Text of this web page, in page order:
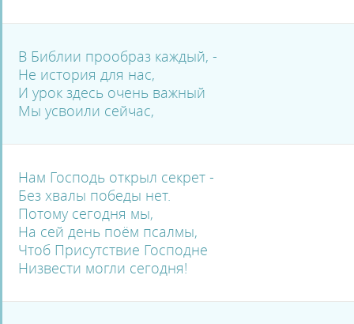
В Библии прообраз каждый, -
Не история для нас,
И урок здесь очень важный
Мы усвоили сейчас,
Нам Господь открыл секрет -
Без хвалы победы нет.
Потому сегодня мы,
На сей день поём псалмы,
Чтоб Присутствие Господне
Низвести могли сегодня!